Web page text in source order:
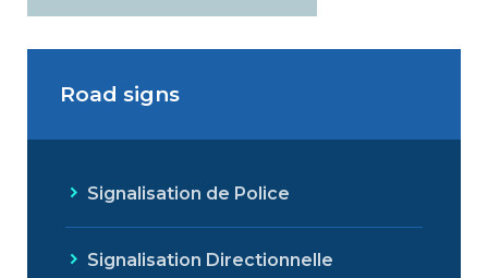
Road signs
Signalisation de Police
Signalisation Directionnelle